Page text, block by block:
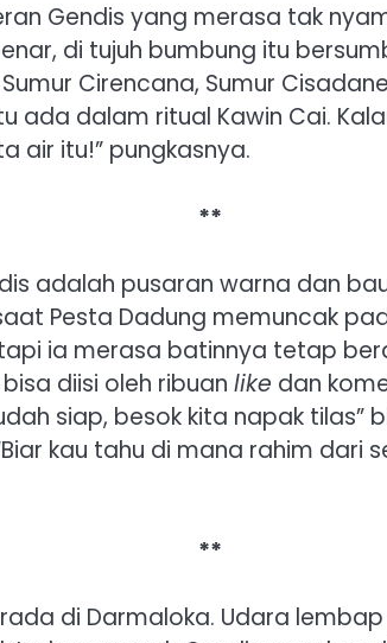
Gendis yang merasa tak
di tujuh bumbung itu
Cirencana, Sumur
ada dalam ritual Kawin Cai.
air itu!” pungkasnya.
**
adalah pusaran warna dan
Pesta Dadung memuncak
ia merasa batinnya tetap
diisi oleh ribuan like dan
siap, besok kita napak tilas”
kau tahu di mana rahim
**
di Darmaloka. Udara